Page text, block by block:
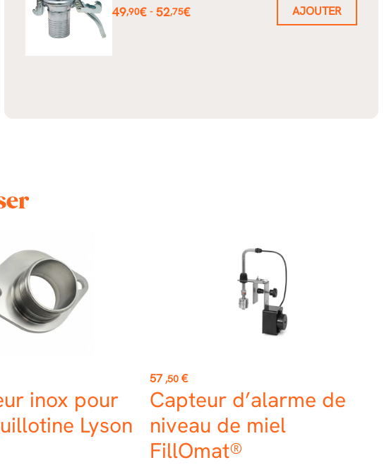
Prix
49,90€ - 52,75€ AJOUTER
inox pour
Lyson
Prix
57 ,50 €
Capteur d’alarme de
niveau de miel
FillOmat®